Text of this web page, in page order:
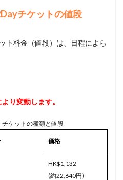
チケットの値段
ト料金（値段）は、日程によら
り変動します。
ケットの種類と値段
価格
HK$1,132
(約22,640円)